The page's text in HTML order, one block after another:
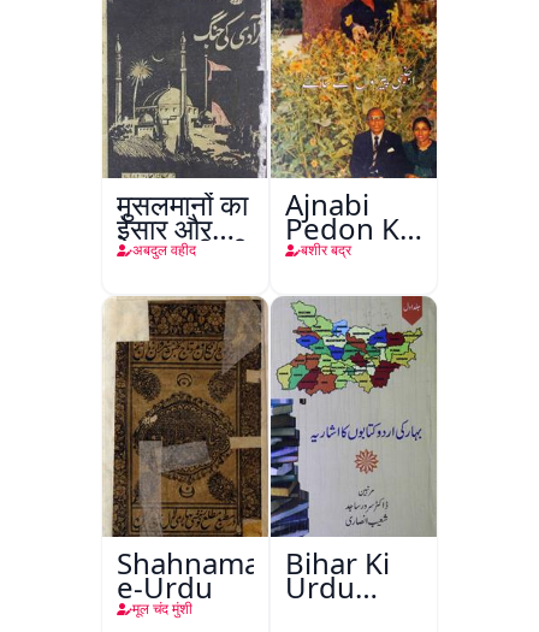
मुसलमानों का
ईसार और
अाज़ादी की
अबदुल वहीद
Ajnabi
Pedon Ke
Saye
बशीर बद्र
Shahnama-
e-Urdu
मूल चंद मुंशी
Bihar Ki
Urdu
Kitabon